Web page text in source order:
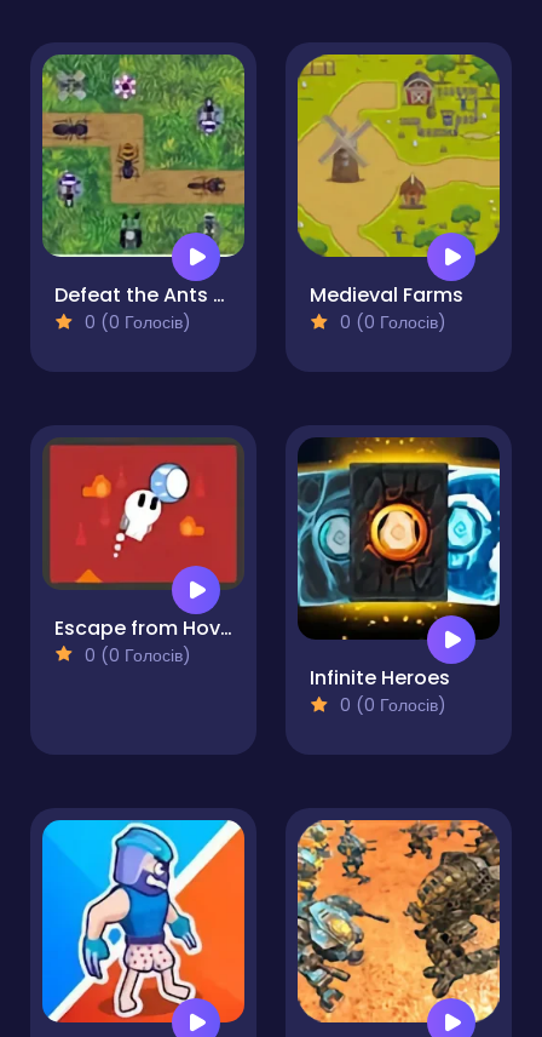
Defeat the Ants TD
0 (0 Голосів)
Medieval Farms
0 (0 Голосів)
Escape from Hoverheath
0 (0 Голосів)
Infinite Heroes
0 (0 Голосів)